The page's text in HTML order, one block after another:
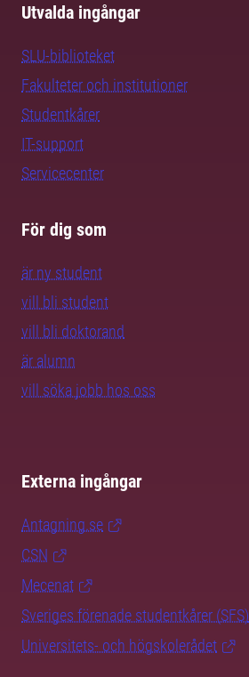
Utvalda ingångar
SLU-biblioteket
Fakulteter och institutioner
Studentkårer
IT-support
Servicecenter
För dig som
är ny student
vill bli student
vill bli doktorand
är alumn
vill söka jobb hos oss
Externa ingångar
Antagning.se
CSN
Mecenat
Sveriges förenade studentkårer (SFS)
Universitets- och högskolerådet